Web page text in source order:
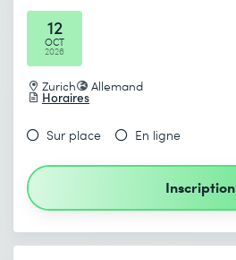
12
OCT
2026
Zurich Allemand
Horaires
Sur place En ligne
Inscription